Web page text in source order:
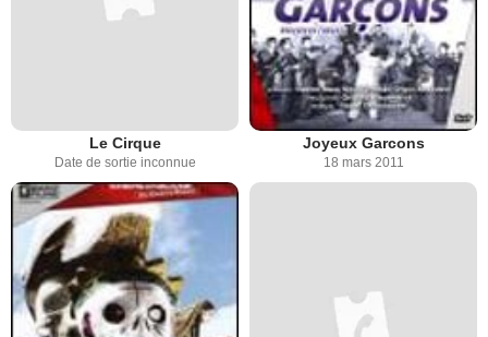
Le Cirque
Date de sortie inconnue
Joyeux Garcons
18 mars 2011